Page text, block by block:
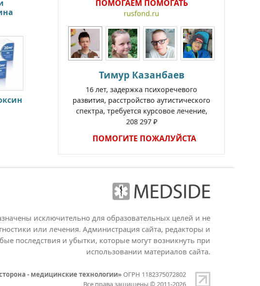
ПОМОГАЕМ ПОМОГАТЬ
rusfond.ru
Тимур Казанбаев
16 лет, задержка психоречевого
развития, расстройство аутистического
спектра, требуется курсовое лечение,
208 297 ₽
ПОМОГИТЕ ПОЖАЛУЙСТА
исключительно для образовательных целей и не
или лечения. Администрация сайта, редакторы и
последствия и убытки, которые могут возникнуть при
использовании материалов сайта.
- медицинские технологии»ОГРН 1182375072802